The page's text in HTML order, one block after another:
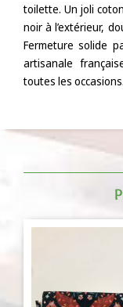
toilette. Un joli
noir à l’extérieur,
Fermeture solide
artisanale
toutes les occasions.